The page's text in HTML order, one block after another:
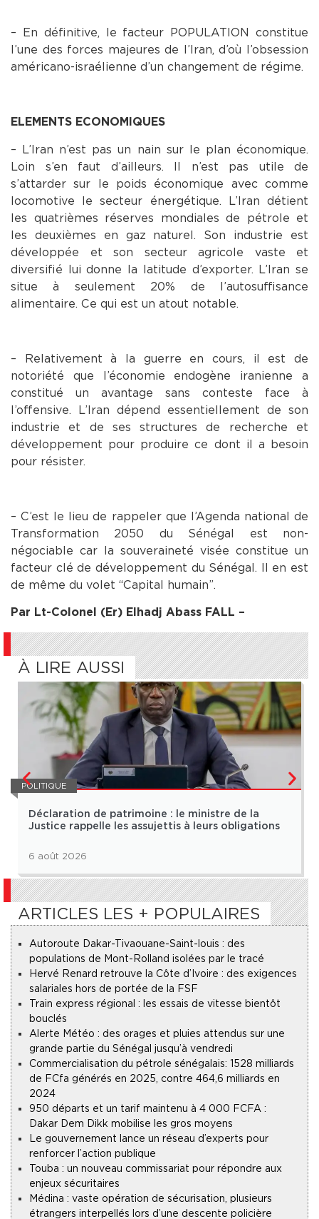
– En définitive, le facteur POPULATION constitue
l’une des forces majeures de l’Iran, d’où l’obsession
américano-israélienne d’un changement de régime.
ELEMENTS ECONOMIQUES
– L’Iran n’est pas un nain sur le plan économique.
Loin s’en faut d’ailleurs. Il n’est pas utile de
s’attarder sur le poids économique avec comme
locomotive le secteur énergétique. L’Iran détient
les quatrièmes réserves mondiales de pétrole et
les deuxièmes en gaz naturel. Son industrie est
développée et son secteur agricole vaste et
diversifié lui donne la latitude d’exporter. L’Iran se
situe à seulement 20% de l’autosuffisance
alimentaire. Ce qui est un atout notable.
– Relativement à la guerre en cours, il est de
notoriété que l’économie endogène iranienne a
constitué un avantage sans conteste face à
l’offensive. L’Iran dépend essentiellement de son
industrie et de ses structures de recherche et
développement pour produire ce dont il a besoin
pour résister.
– C’est le lieu de rappeler que l’Agenda national de
Transformation 2050 du Sénégal est non-
négociable car la souveraineté visée constitue un
facteur clé de développement du Sénégal. Il en est
de même du volet “Capital humain”.
Par Lt-Colonel (Er) Elhadj Abass FALL –
À LIRE AUSSI
POLITIQUE
Déclaration de patrimoine : le ministre de la
Justice rappelle les assujettis à leurs obligations
6 août 2026
ARTICLES LES + POPULAIRES
Autoroute Dakar-Tivaouane-Saint-louis : des
populations de Mont-Rolland isolées par le tracé
Hervé Renard retrouve la Côte d’Ivoire : des exigences
salariales hors de portée de la FSF
Train express régional : les essais de vitesse bientôt
bouclés
Alerte Météo : des orages et pluies attendus sur une
grande partie du Sénégal jusqu’à vendredi
Commercialisation du pétrole sénégalais : 1528 milliards
de FCfa générés en 2025, contre 464,6 milliards en
2024
950 départs et un tarif maintenu à 4 000 FCFA :
Dakar Dem Dikk mobilise les gros moyens
Le gouvernement lance un réseau d’experts pour
renforcer l’action publique
Touba : un nouveau commissariat pour répondre aux
enjeux sécuritaires
Médina : vaste opération de sécurisation, plusieurs
étrangers interpellés lors d’une descente policière